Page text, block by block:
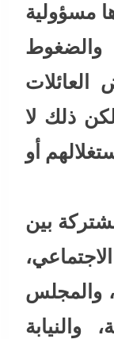
مسؤولية
العائلات
ذلك لا
أو
بين
والمجلس
والنيابة